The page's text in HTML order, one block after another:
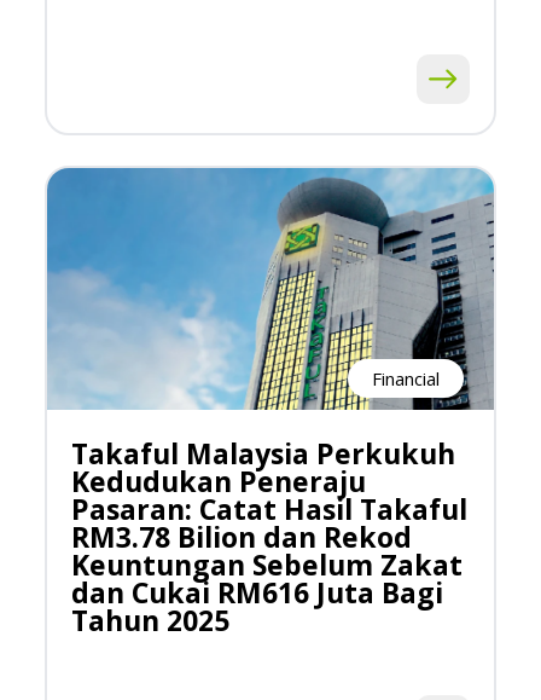
Financial
Takaful Malaysia Perkukuh
Kedudukan Peneraju
Pasaran: Catat Hasil Takaful
RM3.78 Bilion dan Rekod
Keuntungan Sebelum Zakat
dan Cukai RM616 Juta Bagi
Tahun 2025